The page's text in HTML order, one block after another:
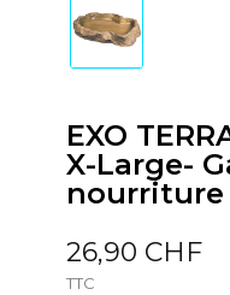
EXO
X-Large-
26,90 CHF
TTC